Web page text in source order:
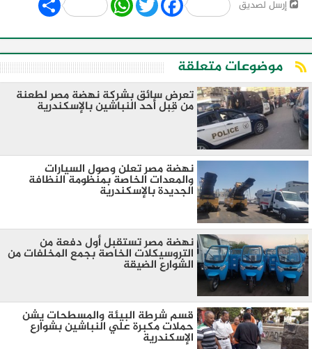
إرسل لصديق
موضوعات متعلقة
تعرض سائق بشركة نهضة مصر لطعنة
من قِبل أحد النباشين بالإسكندرية
نهضة مصر تعلن وصول السيارات
والمعدات الخاصة بمنظومة النظافة
الجديدة بالإسكندرية
نهضة مصر تستقبل أول دفعة من
التروسيكلات الخاصة بجمع المخلفات من
الشوارع الضيقة
قسم شرطة البيئة والمسطحات يشن
حملات مكبرة علي النباشين بشوارع
الإسكندرية